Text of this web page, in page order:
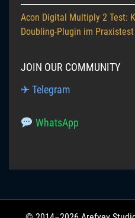
Acon Digital Multiply 2 Test:
Doubling-Plugin im Praxistest
JOIN OUR COMMUNITY
✈ Telegram
WhatsApp